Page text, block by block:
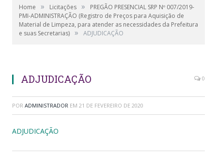
Home » Licitações »
PREGÃO PRESENCIAL SRP Nº 007/2019-
PMI-ADMINISTRAÇÃO (Registro de Preços para Aquisição de
Material de Limpeza, para atender as necessidades da Prefeitura
e suas Secretarias) » ADJUDICAÇÃO
ADJUDICAÇÃO 0
POR ADMINISTRADOR EM 21 DE FEVEREIRO DE 2020
ADJUDICAÇÃO